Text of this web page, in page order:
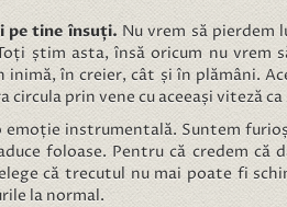
pe tine însuți. Nu vrem să pierdem
știm asta, însă oricum nu vrem
în creier, cât și în plămâni.
prin vene cu aceeași viteză ca
emoție instrumentală. Suntem
foloase. Pentru că credem că
că trecutul nu mai poate fi
la normal.